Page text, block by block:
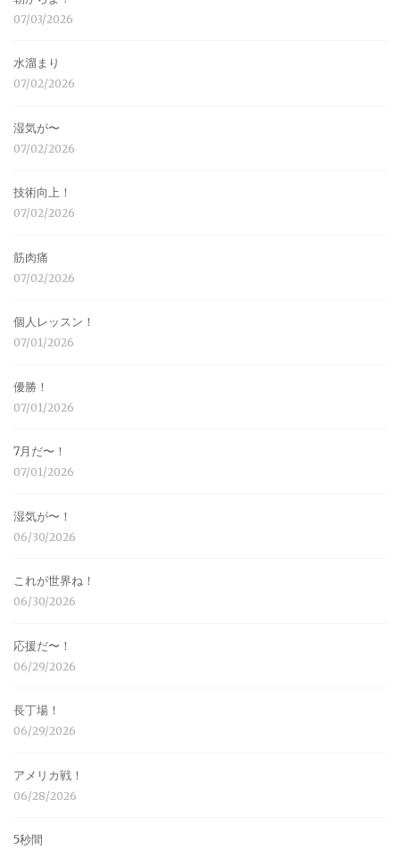
07/03/2026
水溜まり
07/02/2026
湿気が〜
07/02/2026
技術向上！
07/02/2026
筋肉痛
07/02/2026
個人レッスン！
07/01/2026
優勝！
07/01/2026
7月だ〜！
07/01/2026
湿気が〜！
06/30/2026
これが世界ね！
06/30/2026
応援だ〜！
06/29/2026
長丁場！
06/29/2026
アメリカ戦！
06/28/2026
5秒間